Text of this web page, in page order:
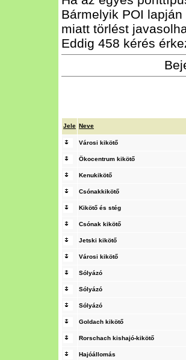
Bármelyik POI lapján
miatt törlést
Eddig 458 kérés
Jele Neve
Városi kikötő
Ökocentrum kikötő
Kenukikötő
Csónakkikötő
Kikötő és stég
Csónak kikötő
Jetski kikötő
Városi kikötő
Sólyázó
Sólyázó
Sólyázó
Goldach kikötő
Rorschach kishajó-kikötő
Hajóállomás